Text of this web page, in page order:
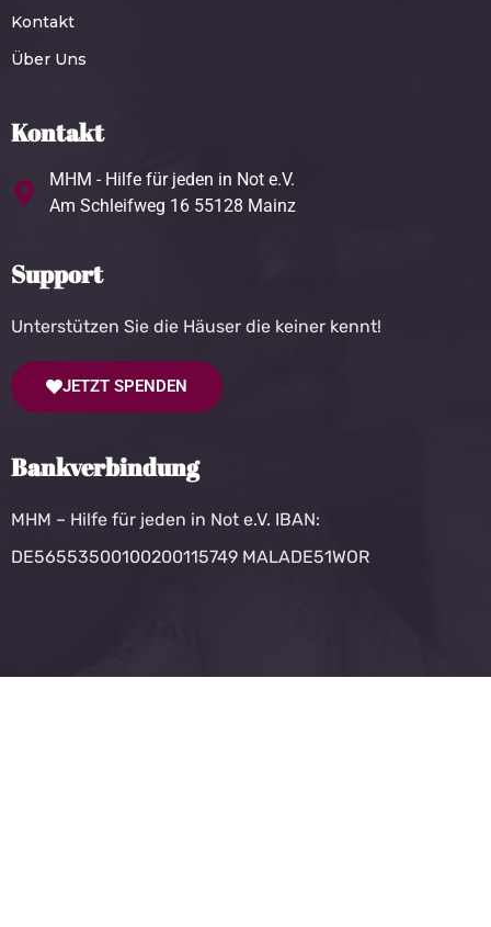
Kontakt
Über Uns
Kontakt
MHM - Hilfe für jeden in Not e.V.
Am Schleifweg 16 55128 Mainz
Support
Unterstützen Sie die Häuser die keiner kennt!
JETZT SPENDEN
Bankverbindung
MHM – Hilfe für jeden in Not e.V. IBAN:
DE56553500100200115749 MALADE51WOR